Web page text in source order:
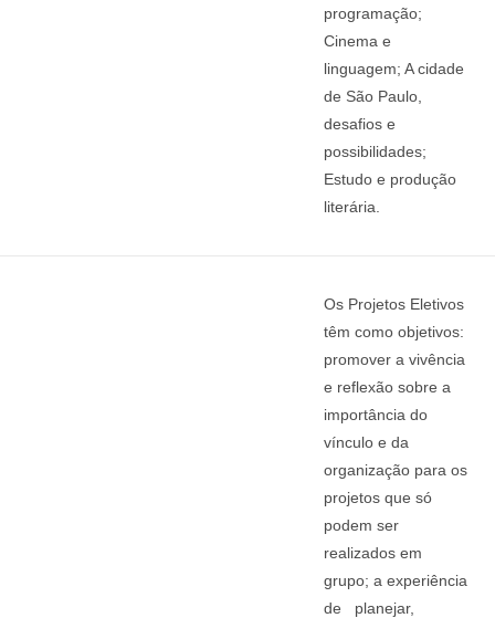
programação;
Cinema e
linguagem; A cidade
de São Paulo,
desafios e
possibilidades;
Estudo e produção
literária.
Os Projetos Eletivos
têm como objetivos:
promover a vivência
e reflexão sobre a
importância do
vínculo e da
organização para os
projetos que só
podem ser
realizados em
grupo; a experiência
de planejar,